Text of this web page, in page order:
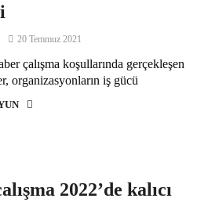
20 Temmuz 2021
çalışma koşullarında gerçekleşen
organizasyonların iş gücü
2022’de kalıcı